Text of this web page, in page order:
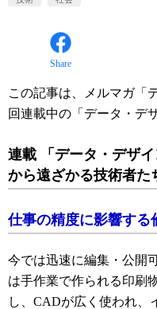
Share
この記事は、メルマガ「
回連載中の「データ・デ
連載 「データ・デザ
から遠ざかる技術者た
仕事の精度に影響する
今では迅速に編集・公開
は手作業で作られる印刷
し、CADが広く使われ、